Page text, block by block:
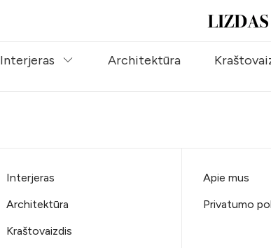
Interjeras Architektūra
Interjeras
Architektūra
Kraštovaizdis
Apie mus
Privatumo